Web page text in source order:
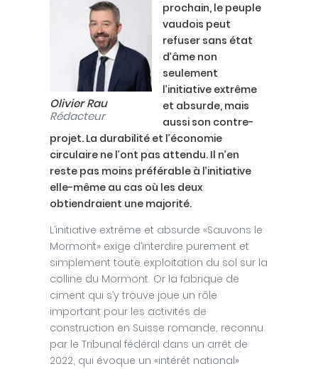
Olivier Rau
Rédacteur
prochain, le peuple
vaudois peut
refuser sans état
d’âme non
seulement
l’initiative extrême
et absurde, mais
aussi son contre-
projet. La durabilité et l’économie
circulaire ne l’ont pas attendu. Il n’en
reste pas moins préférable à l’initiative
elle-même au cas où les deux
obtiendraient une majorité.
L’initiative extrême et absurde «Sauvons le
Mormont» exige d’interdire purement et
simplement toute exploitation du sol sur la
colline du Mormont. Or la fabrique de
ciment qui s’y trouve joue un rôle
important pour les activités de
construction en Suisse romande, reconnu
par le Tribunal fédéral dans un arrêt de
2022, qui évoque un «intérêt national»